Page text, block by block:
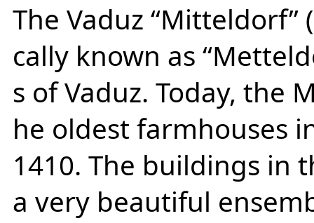
The Vaduz “Mitteldorf”
cally known as
s of Vaduz. Today, the
he oldest farmhouses
1410. The buildings in
a very beautiful